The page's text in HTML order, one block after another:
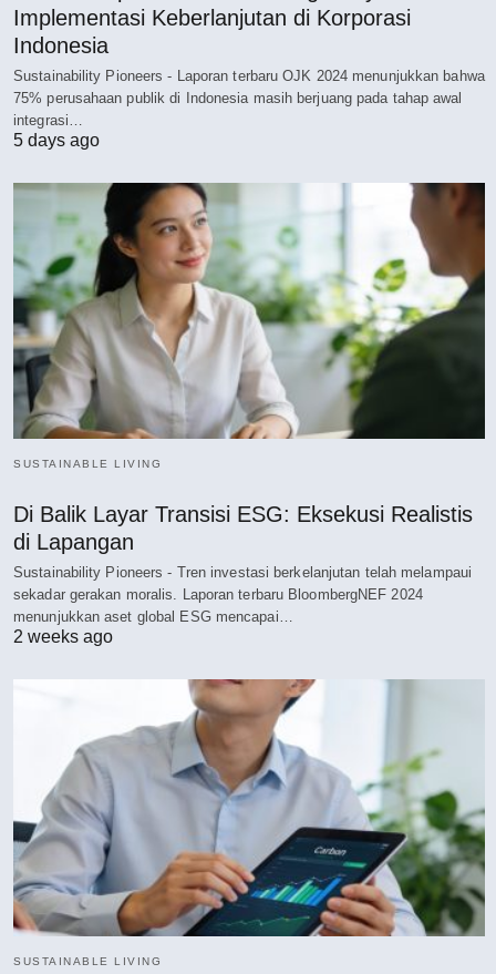
Implementasi Keberlanjutan di Korporasi
Indonesia
Sustainability Pioneers - Laporan terbaru OJK 2024 menunjukkan bahwa
75% perusahaan publik di Indonesia masih berjuang pada tahap awal
integrasi…
5 days ago
SUSTAINABLE LIVING
Di Balik Layar Transisi ESG: Eksekusi Realistis
di Lapangan
Sustainability Pioneers - Tren investasi berkelanjutan telah melampaui
sekadar gerakan moralis. Laporan terbaru BloombergNEF 2024
menunjukkan aset global ESG mencapai…
2 weeks ago
SUSTAINABLE LIVING